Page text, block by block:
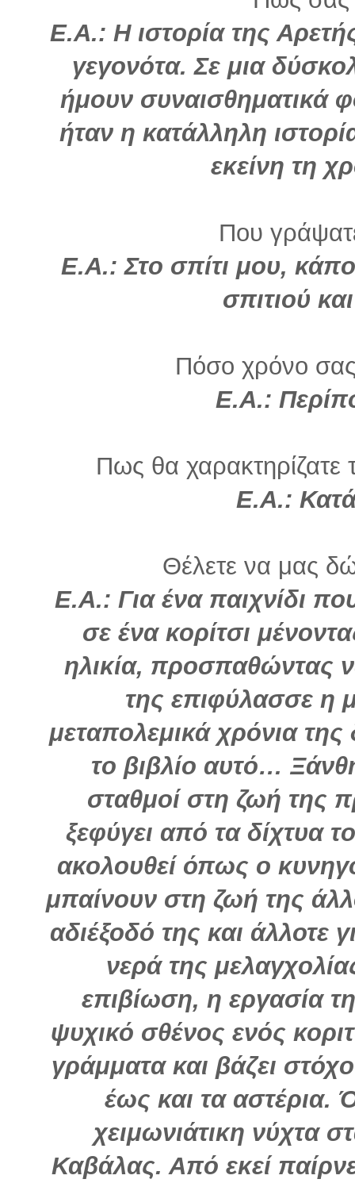
Ε.Α.: Η ιστορία της
γεγονότα. Σε μια
ήμουν συναισθηματικά
ήταν η κατάλληλη
εκείνη τη
Που
Ε.Α.: Στο σπίτι μου,
σπιτιού
Πόσο χρόνο
Ε.Α.:
Πως θα χαρακτηρίζατε
Ε.Α.:
Θέλετε να μας
Ε.Α.: Για ένα παιχνίδι
σε ένα κορίτσι
ηλικία, προσπαθώντας
της επιφύλασσε η
μεταπολεμικά χρόνια της
το βιβλίο αυτό…
σταθμοί στη ζωή της
ξεφύγει από τα δίχτυα
ακολουθεί όπως ο
μπαίνουν στη ζωή της
αδιέξοδό της και άλλοτε
νερά της
επιβίωση, η εργασία
ψυχικό σθένος ενός
γράμματα και βάζει
έως και τα αστέρια.
χειμωνιάτικη νύχτα
Καβάλας. Από εκεί